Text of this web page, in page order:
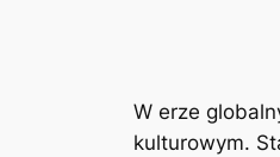
W erze
kulturowym.